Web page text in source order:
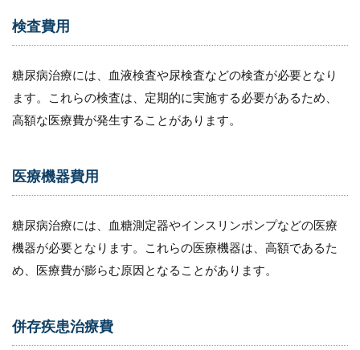
病
治
療
お
け
訪
護
ス
ー
シ
ョ
ン
の
8.1
検査費用
糖尿病治療には、血液検査や尿検査などの検査が必要となり
ます。これらの検査は、定期的に実施する必要があるため、
高額な医療費が発生することがあります。
医療機器費用
糖尿病治療には、血糖測定器やインスリンポンプなどの医療
機器が必要となります。これらの医療機器は、高額であるた
め、医療費が膨らむ原因となることがあります。
併存疾患治療費